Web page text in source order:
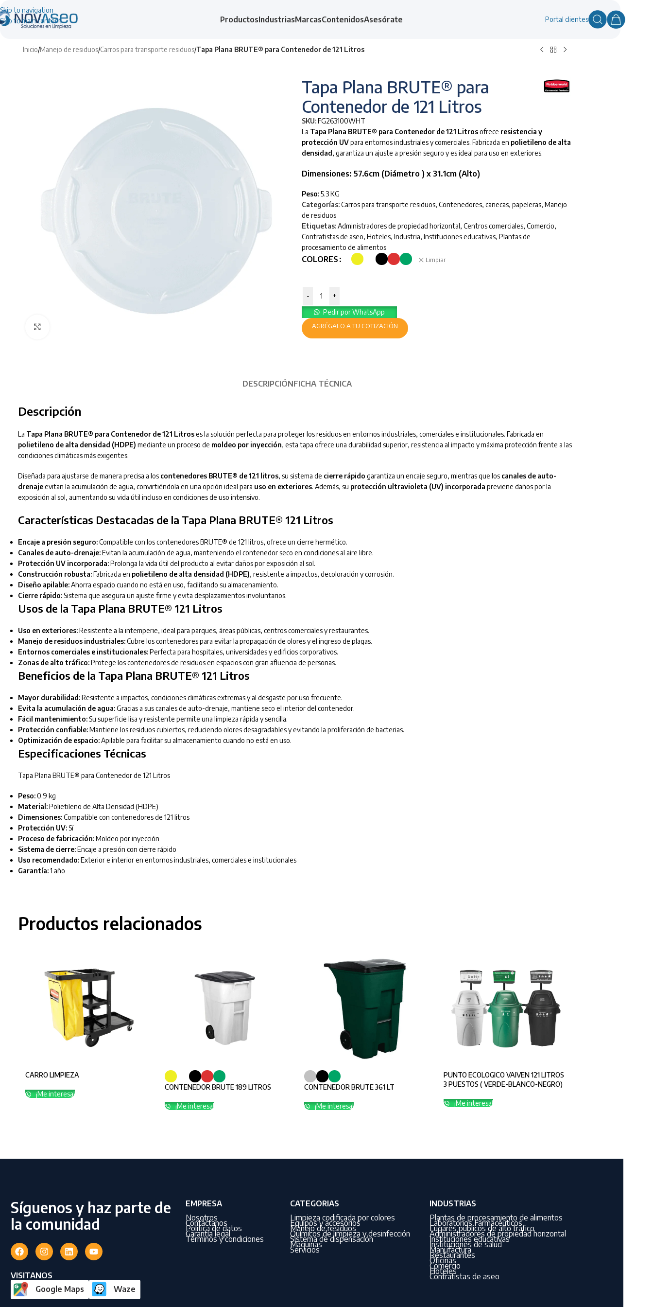
Skip to navigation
Skip to main content
ProductosIndustriasMarcasContenidosAsesórate Portal clientes
Inicio/Manejo de residuos/Carros para transporte residuos/Tapa Plana BRUTE® para Contenedor de 121 Litros
Tapa Plana BRUTE® para
Contenedor de 121 Litros
SKU:FG263100WHT
La Tapa Plana BRUTE® para Contenedor de 121 Litrosofrece resistencia y
protección UVpara entornos industriales y comerciales. Fabricada en polietileno de alta
densidad, garantiza un ajuste a presión seguro y es ideal para uso en exteriores.
Dimensiones: 57.6cm (Diámetro ) x 31.1cm (Alto)
Peso:5.3 KG
Categorías:Carros para transporte residuos, Contenedores, canecas, papeleras, Manejo
de residuos
Etiquetas:Administradores de propiedad horizontal, Centros comerciales, Comercio,
Contratistas de aseo, Hoteles, Industria, Instituciones educativas, Plantas de
procesamiento de alimentos
COLORES Limpiar
-
+
Pedir por WhatsApp
AGRÉGALO A TU COTIZACIÓN
DESCRIPCIÓNFICHA TÉCNICA
Descripción
La Tapa Plana BRUTE® para Contenedor de 121 Litroses la solución perfecta para proteger los residuos en entornos industriales, comerciales e institucionales. Fabricada en
polietileno de alta densidad (HDPE) mediante un proceso de moldeo por inyección, esta tapa ofrece una durabilidad superior, resistencia al impacto y máxima protección frente a las
condiciones climáticas más exigentes.
Diseñada para ajustarse de manera precisa a los contenedores BRUTE® de 121 litros, su sistema de cierre rápido garantiza un encaje seguro, mientras que los canales de auto-
drenajeevitan la acumulación de agua, convirtiéndola en una opción ideal para uso en exteriores. Además, su protección ultravioleta (UV) incorporada previene daños por la
exposición al sol, aumentando su vida útil incluso en condiciones de uso intensivo.
Características Destacadas de la Tapa Plana BRUTE® 121 Litros
Encaje a presión seguro:Compatible con los contenedores BRUTE® de 121 litros, ofrece un cierre hermético.
Canales de auto-drenaje:Evitan la acumulación de agua, manteniendo el contenedor seco en condiciones al aire libre.
Protección UV incorporada:Prolonga la vida útil del producto al evitar daños por exposición al sol.
Construcción robusta:Fabricada en polietileno de alta densidad (HDPE), resistente a impactos, decoloración y corrosión.
Diseño apilable:Ahorra espacio cuando no está en uso, facilitando su almacenamiento.
Cierre rápido:Sistema que asegura un ajuste firme y evita desplazamientos involuntarios.
Usos de la Tapa Plana BRUTE® 121 Litros
Uso en exteriores:Resistente a la intemperie, ideal para parques, áreas públicas, centros comerciales y restaurantes.
Manejo de residuos industriales:Cubre los contenedores para evitar la propagación de olores y el ingreso de plagas.
Entornos comerciales e institucionales:Perfecta para hospitales, universidades y edificios corporativos.
Zonas de alto tráfico:Protege los contenedores de residuos en espacios con gran afluencia de personas.
Beneficios de la Tapa Plana BRUTE® 121 Litros
Mayor durabilidad:Resistente a impactos, condiciones climáticas extremas y al desgaste por uso frecuente.
Evita la acumulación de agua:Gracias a sus canales de auto-drenaje, mantiene seco el interior del contenedor.
Fácil mantenimiento:Su superficie lisa y resistente permite una limpieza rápida y sencilla.
Protección confiable:Mantiene los residuos cubiertos, reduciendo olores desagradables y evitando la proliferación de bacterias.
Optimización de espacio:Apilable para facilitar su almacenamiento cuando no está en uso.
Especificaciones Técnicas
Tapa Plana BRUTE® para Contenedor de 121 Litros
Peso:0.9 kg
Material:Polietileno de Alta Densidad (HDPE)
Dimensiones:Compatible con contenedores de 121 litros
Protección UV:Sí
Proceso de fabricación:Moldeo por inyección
Sistema de cierre:Encaje a presión con cierre rápido
Uso recomendado:Exterior e interior en entornos industriales, comerciales e institucionales
Garantía:1 año
Productos relacionados
CARRO LIMPIEZA
¡Me interesa!
CONTENEDOR BRUTE 189 LITROS
¡Me interesa!
CONTENEDOR BRUTE 361 LT
¡Me interesa!
PUNTO ECOLOGICO VAIVEN 121 LITROS
3 PUESTOS ( VERDE-BLANCO-NEGRO)
¡Me interesa!
Síguenos y haz parte de
la comunidad
VISITANOS
Google Maps
Waze
EMPRESA
Nosotros
Contáctanos
Política de datos
Garantía legal
Términos y condiciones
CATEGORIAS
Limpieza codificada por colores
Equipos y accesorios
Manejo de residuos
Químicos de limpieza y desinfección
Sistema de dispensación
Máquinas
Servicios
INDUSTRIAS
Plantas de procesamiento de alimentos
Laboratorios Farmacéuticos
Lugares públicos de alto tráfico
Administradores de propiedad horizontal
Instituciones educativas
Instituciones de salud
Manufactura
Restaurantes
Oficinas
Comercio
Hoteles
Contratistas de aseo